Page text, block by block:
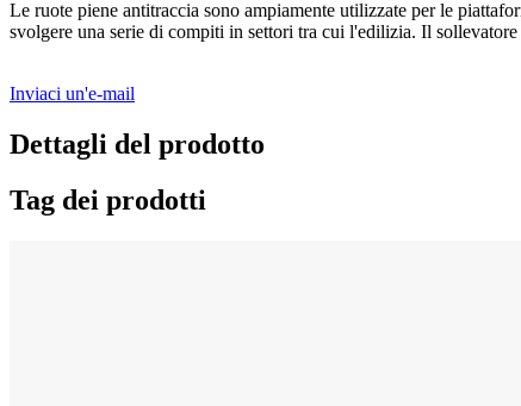
Le ruote piene antitraccia sono ampiamente utilizzate per le
svolgere una serie di compiti in settori tra cui l'edilizia. Il
Inviaci un'e-mail
Dettagli del prodotto
Tag dei prodotti